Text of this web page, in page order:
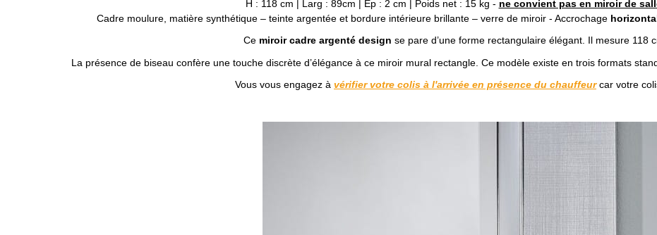
H : 118 cm | Larg : 89cm | Ep : 2 cm | Poids net : 15 kg - ne convient pas en miroir de
Cadre moulure, matière synthétique – teinte argentée et bordure intérieure brillante – verre de miroir - Accrochage
Ce miroir cadre argenté design se pare d’une forme rectangulaire élégant. Il mesure 118
La présence de biseau confère une touche discrète d’élégance à ce miroir mural rectangle. Ce modèle existe en trois formats
Vous vous engagez à vérifier votre colis à l'arrivée en présence du chauffeurcar votre